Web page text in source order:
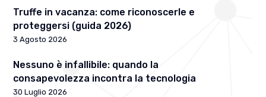
Truffe in vacanza: come riconoscerle e
proteggersi (guida 2026)
3 Agosto 2026
Nessuno è infallibile: quando la
consapevolezza incontra la tecnologia
30 Luglio 2026